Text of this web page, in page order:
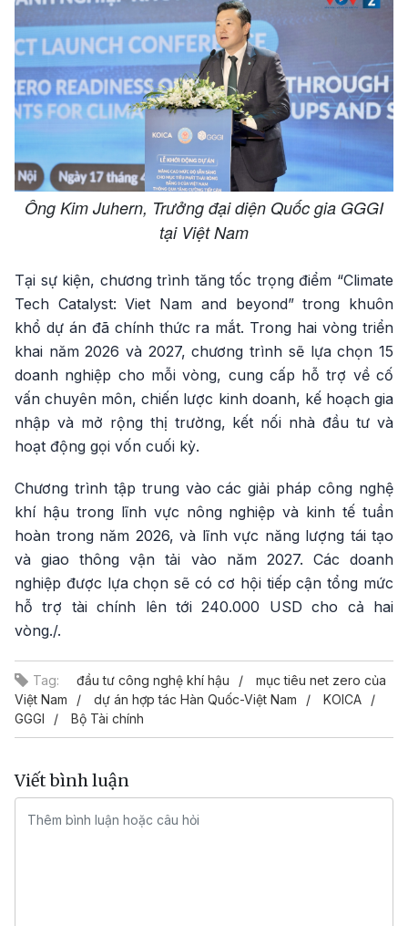
Ông Kim Juhern, Trưởng đại diện Quốc gia GGGI
tại Việt Nam
Tại sự kiện, chương trình tăng tốc trọng điểm “Climate
Tech Catalyst: Viet Nam and beyond” trong khuôn
khổ dự án đã chính thức ra mắt. Trong hai vòng triển
khai năm 2026 và 2027, chương trình sẽ lựa chọn 15
doanh nghiệp cho mỗi vòng, cung cấp hỗ trợ về cố
vấn chuyên môn, chiến lược kinh doanh, kế hoạch gia
nhập và mở rộng thị trường, kết nối nhà đầu tư và
hoạt động gọi vốn cuối kỳ.
Chương trình tập trung vào các giải pháp công nghệ
khí hậu trong lĩnh vực nông nghiệp và kinh tế tuần
hoàn trong năm 2026, và lĩnh vực năng lượng tái tạo
và giao thông vận tải vào năm 2027. Các doanh
nghiệp được lựa chọn sẽ có cơ hội tiếp cận tổng mức
hỗ trợ tài chính lên tới 240.000 USD cho cả hai
vòng./.
Tag: đầu tư công nghệ khí hậu
mục tiêu net zero của
Việt Nam
dự án hợp tác Hàn Quốc-Việt Nam
KOICA
GGGI
Bộ Tài chính
Viết bình luận